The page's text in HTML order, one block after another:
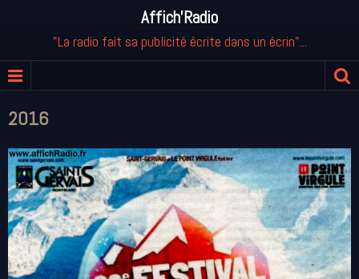
Affich'Radio
"La radio fait sa publicité écrite dans un écrin"...
2016